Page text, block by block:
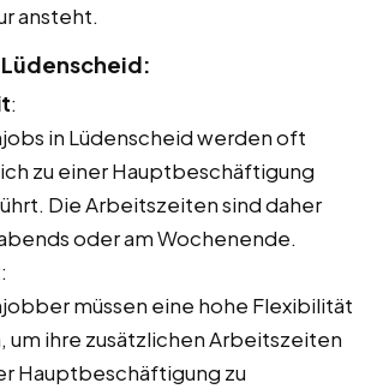
ansteht.
:
in Lüdenscheid werden oft
zu einer Hauptbeschäftigung
Die Arbeitszeiten sind daher
oder am Wochenende.
:
müssen eine hohe Flexibilität
um ihre zusätzlichen Arbeitszeiten
Hauptbeschäftigung zu